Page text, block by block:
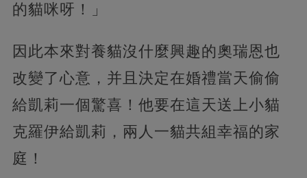
的貓咪呀！」
因此本來對養貓沒什麼興趣的奧瑞恩也
改變了心意，并且決定在婚禮當天偷偷
給凱莉一個驚喜！他要在這天送上小貓
克羅伊給凱莉，兩人一貓共組幸福的家
庭！